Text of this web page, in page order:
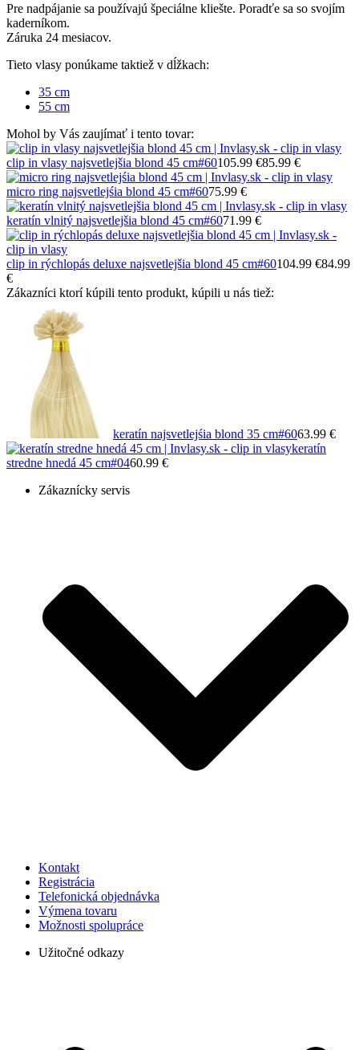
Pre nadpájanie sa používajú špeciálne kliešte. Poradťe sa so svojím
kaderníkom.
Záruka 24 mesiacov.
Tieto vlasy ponúkame taktiež v dĺžkach:
35 cm
55 cm
Mohol by Vás zaujímať i tento tovar:
clip in vlasy najsvetlejšia blond 45 cm#60105.99 €85.99 €
micro ring najsvetlejśia blond 45 cm#6075.99 €
keratín vlnitý najsvetlejšia blond 45 cm#6071.99 €
clip in rýchlopás deluxe najsvetlejšia blond 45 cm#60104.99 €84.99
€
Zákazníci ktorí kúpili tento produkt, kúpili u nás tiež:
keratín najsvetlejśia blond 35 cm#6063.99 €
keratín
stredne hnedá 45 cm#0460.99 €
Zákaznícky servis
Kontakt
Registrácia
Telefonická objednávka
Výmena tovaru
Možnosti spolupráce
Užitočné odkazy